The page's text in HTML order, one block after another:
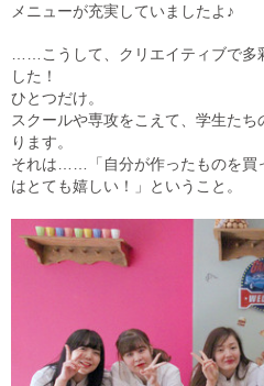
メニューが充実していましたよ♪
……こうして、クリエイティブで多
した！
ひとつだけ。
スクールや専攻をこえて、学生た
ります。
それは……「自分が作ったものを買
はとても嬉しい！」ということ。